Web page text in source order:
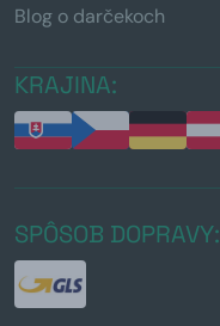
Blog o darčekoch
KRAJINA:
SPÔSOB DOPRAVY: